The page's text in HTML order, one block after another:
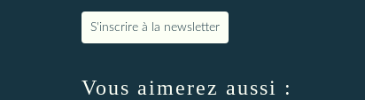
S'inscrire à la newsletter
Vous aimerez aussi :